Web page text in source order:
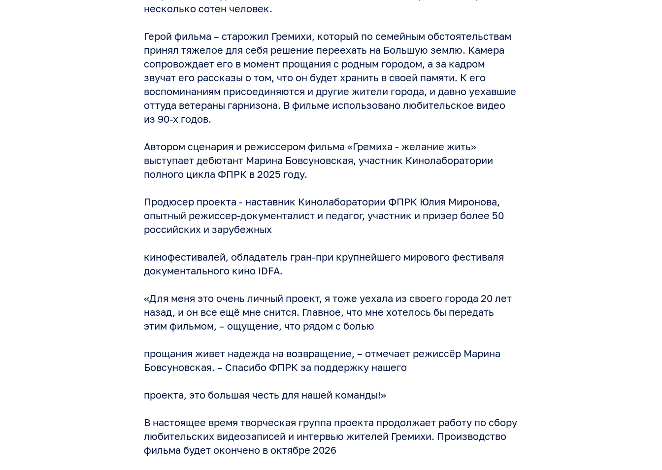
несколько сотен человек.
Герой фильма – старожил Гремихи, который по семейным обстоятельствам
принял тяжелое для себя решение переехать на Большую землю. Камера
сопровождает его в момент прощания с родным городом, а за кадром
звучат его рассказы о том, что он будет хранить в своей памяти. К его
воспоминаниям присоединяются и другие жители города, и давно уехавшие
оттуда ветераны гарнизона. В фильме использовано любительское видео
из 90-х годов.
Автором сценария и режиссером фильма «Гремиха - желание жить»
выступает дебютант Марина Бовсуновская, участник Кинолаборатории
полного цикла ФПРК в 2025 году.
Продюсер проекта - наставник Кинолаборатории ФПРК Юлия Миронова,
опытный режиссер-документалист и педагог, участник и призер более 50
российских и зарубежных
кинофестивалей, обладатель гран-при крупнейшего мирового фестиваля
документального кино IDFA.
«Для меня это очень личный проект, я тоже уехала из своего города 20 лет
назад, и он все ещё мне снится. Главное, что мне хотелось бы передать
этим фильмом, – ощущение, что рядом с болью
прощания живет надежда на возвращение, – отмечает режиссёр Марина
Бовсуновская. – Спасибо ФПРК за поддержку нашего
проекта, это большая честь для нашей команды!»
В настоящее время творческая группа проекта продолжает работу по сбору
любительских видеозаписей и интервью жителей Гремихи. Производство
фильма будет окончено в октябре 2026